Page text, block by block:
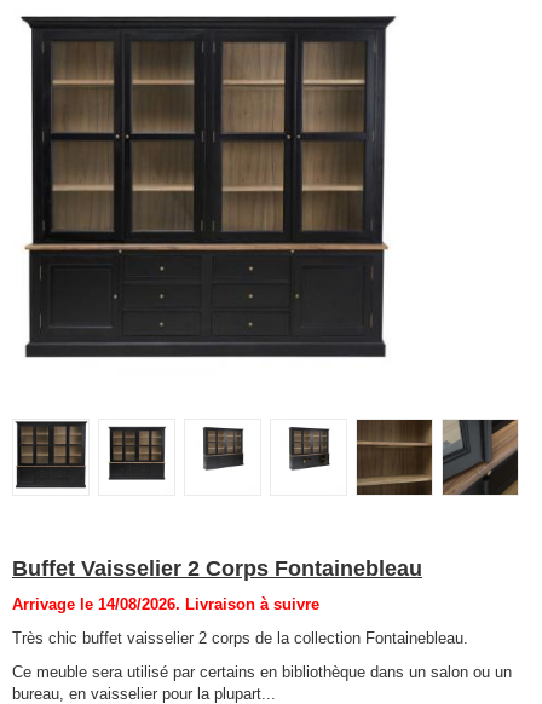
Buffet Vaisselier 2 Corps Fontainebleau
Arrivage le 14/08/2026. Livraison à suivre
Très chic buffet vaisselier 2 corps de la collection Fontainebleau.
Ce meuble sera utilisé par certains en bibliothèque dans un salon ou un
bureau, en vaisselier pour la plupart...